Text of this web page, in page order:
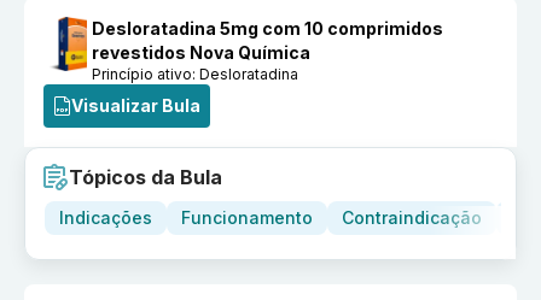
Desloratadina 5mg com 10 comprimidos
revestidos Nova Química
Princípio ativo:Desloratadina
Visualizar Bula
Tópicos da Bula
Indicações Funcionamento Contraindicação